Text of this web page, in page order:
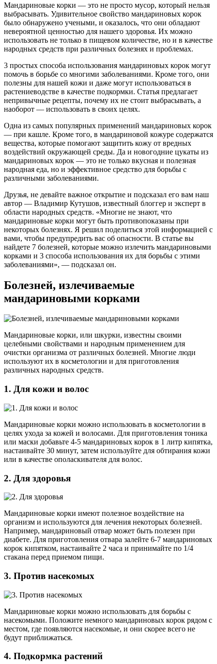
Мандариновые корки — это не просто мусор, который нельзя
выбрасывать. Удивительное свойство мандариновых корок
было обнаружено учеными, и оказалось, что они обладают
невероятной ценностью для нашего здоровья. Их можно
использовать не только в пищевом количестве, но и в качестве
народных средств при различных болезнях и проблемах.
3 простых способа использования мандариновых корок могут
помочь в борьбе со многими заболеваниями. Кроме того, они
полезны для нашей кожи и даже могут использоваться в
растениеводстве в качестве подкормки. Статья предлагает
непривычные рецепты, почему их не стоит выбрасывать, а
наоборот — использовать в своих целях.
Одна из самых популярных применений мандариновых корок
— при кашле. Кроме того, в мандариновой кожуре содержатся
вещества, которые помогают защитить кожу от вредных
воздействий окружающей среды. Да и новогодние цукаты из
мандариновых корок — это не только вкусная и полезная
народная еда, но и эффективное средство для борьбы с
различными заболеваниями.
Друзья, не девайте важное открытие и подсказал его вам наш
автор — Владимир Кутушов, известный блоггер и эксперт в
области народных средств. «Многие не знают, что
мандариновые корки могут быть противопоказаны при
некоторых болезнях. Я решил поделиться этой информацией с
вами, чтобы предупредить вас об опасности. В статье вы
найдете 7 болезней, которые можно излечить мандариновыми
корками и 3 способа использования их для борьбы с этими
заболеваниями», — подсказал он.
Болезней, излечиваемые
мандариновыми корками
Мандариновые корки, или шкурки, известны своими
целебными свойствами и народным применением для
очистки организма от различных болезней. Многие люди
используют их в косметологии и для приготовления
различных народных средств.
1. Для кожи и волос
Мандариновые корки можно использовать в косметологии в
целях ухода за кожей и волосами. Для приготовления тоника
или маски добавьте 4-5 мандариновых корок в 1 литр кипятка,
настаивайте 30 минут, затем используйте для обтирания кожи
или в качестве ополаскивателя для волос.
2. Для здоровья
Мандариновые корки имеют полезное воздействие на
организм и используются для лечения некоторых болезней.
Например, мандариновый отвар может быть полезен при
диабете. Для приготовления отвара залейте 6-7 мандариновых
корок кипятком, настаивайте 2 часа и принимайте по 1/4
стакана перед приемом пищи.
3. Против насекомых
Мандариновые корки можно использовать для борьбы с
насекомыми. Положите немного мандариновых корок рядом с
местом, где появляются насекомые, и они скорее всего не
будут приближаться.
4. Подкормка растений